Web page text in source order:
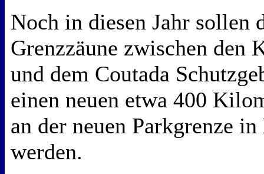
Noch in diesen Jahr sollen
Grenzzäune zwischen den
und dem Coutada
einen neuen etwa 400
an der neuen Parkgrenze
werden.